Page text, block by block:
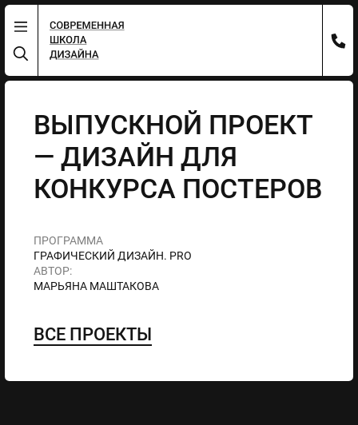
ВЫПУСКНОЙ ПРОЕКТ
— ДИЗАЙН ДЛЯ
КОНКУРСА ПОСТЕРОВ
ПРОГРАММА
ГРАФИЧЕСКИЙ ДИЗАЙН. PRO
АВТОР:
МАРЬЯНА МАШТАКОВА
ВСЕ ПРОЕКТЫ